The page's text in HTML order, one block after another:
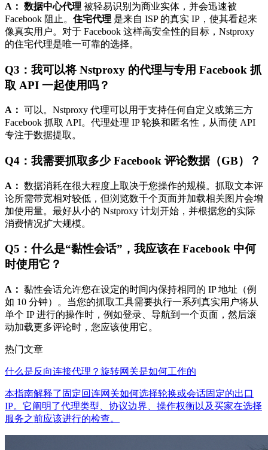
A： 数据中心代理 被轻易识别为商业实体，并会迅速被
Facebook 阻止。 住宅代理 是来自 ISP 的真实 IP，使其看起来
像真实用户。对于 Facebook 这样高安全性的目标，Nstproxy
的住宅代理是唯一可靠的选择。
Q3：我可以将 Nstproxy 的代理与专用 Facebook 抓
取 API 一起使用吗？
A： 可以。Nstproxy 代理可以用于支持任何自定义或第三方
Facebook 抓取 API。代理处理 IP 轮换和匿名性，从而使 API
专注于数据提取。
Q4：我需要抓取多少 Facebook 评论数据（GB）？
A： 数据消耗在很大程度上取决于您操作的规模。抓取文本评
论所需带宽相对较低，但浏览数千个页面并加载相关图片会增
加使用量。最好从小的 Nstproxy 计划开始，并根据您的实际
消费情况扩大规模。
Q5：什么是“黏性会话”，我应该在 Facebook 中何
时使用它？
A： 黏性会话允许您在设定的时间内保持相同的 IP 地址（例
如 10 分钟）。当您的抓取工具需要执行一系列真实用户将从
单个 IP 进行的操作时，例如登录、导航到一个页面，然后滚
动加载更多评论时，您应该使用它。
热门文章
什么是反向连接代理？旋转网关是如何工作的
本指南解释了固定回连网关如何选择轮换或会话固定的出口
IP。它阐明了代理类型、协议边界、操作权衡以及买家在选择
服务之前应该进行的检查。